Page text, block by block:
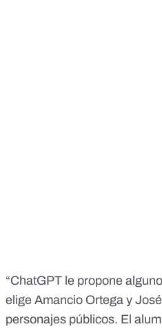
“ChatGPT le propone
elige Amancio Ortega y
personajes públicos. El